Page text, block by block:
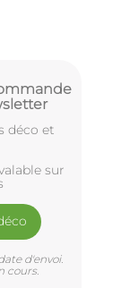
déco et
sur
d'envoi.
cours.